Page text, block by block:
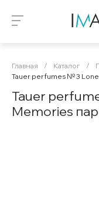
Главная / Каталог /
Tauer perfumes № 3
Tauer
Memories